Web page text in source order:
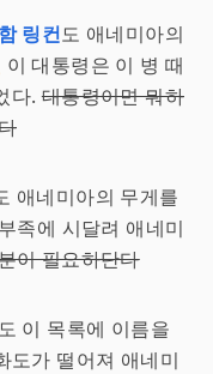
링컨도 애네미아의
대통령은 이 병 때
다.대통령이면 뭐하
애네미아의 무게를
족에 시달려 애네미
이 필요하단다
이 목록에 이름을
도가 떨어져 애네미